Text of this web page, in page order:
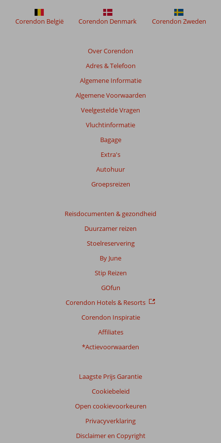
Over Corendon
Adres & Telefoon
Algemene Informatie
Algemene Voorwaarden
Veelgestelde Vragen
Vluchtinformatie
Bagage
Extra's
Autohuur
Groepsreizen
Reisdocumenten & gezondheid
Duurzamer reizen
Stoelreservering
By June
Stip Reizen
GOfun
Corendon Hotels & Resorts
Corendon Inspiratie
Affiliates
*Actievoorwaarden
Laagste Prijs Garantie
Cookiebeleid
Open cookievoorkeuren
Privacyverklaring
Disclaimer en Copyright
Corendon België Corendon Denmark Corendon Zweden